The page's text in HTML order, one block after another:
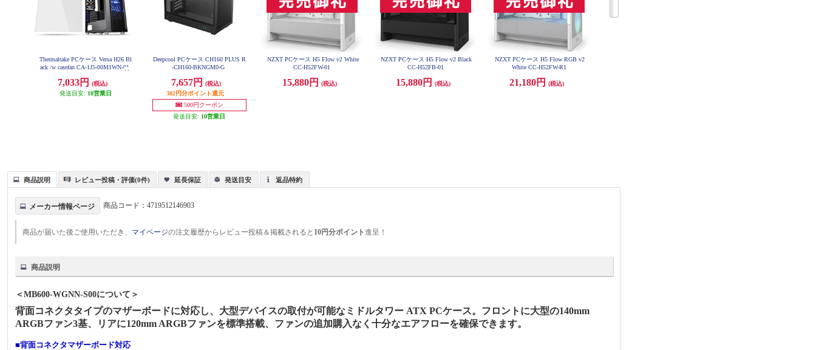
Thermaltake PCケース Versa H26 Bl
ack /w casefan CA-1J5-00M1WN-01
7,033円
(税込)
発送目安: 10営業日
Deepcool PCケース CH160 PLUS R
-CH160-BKNGM0-G
7,657円
(税込)
382円分ポイント還元
500円クーポン
発送目安: 10営業日
NZXT PCケース H5 Flow v2 White
CC-H52FW-01
15,880円 (税込)
NZXT PCケース H5 Flow v2 Black
CC-H52FB-01
15,880円 (税込)
NZXT PCケース H5 Flow RGB v2
White CC-H52FW-R1
21,180円 (税込)
商品説明 レビュー投稿・評価(0件) 延長保証 発送目安 返品特約
メーカー情報ページ 商品コード：4719512146903
商品が届いた後ご使用いただき、 マイページの注文履歴からレビュー投稿＆掲載されると 10円分ポイント進呈！
商品説明
＜MB600-WGNN-S00について＞
背面コネクタタイプのマザーボードに対応し、大型デバイスの取付が可能なミドルタワー ATX PCケース。フロントに大型の140mm
ARGBファン3基、リアに120mm ARGBファンを標準搭載、ファンの追加購入なく十分なエアフローを確保できます。
■背面コネクタマザーボード対応